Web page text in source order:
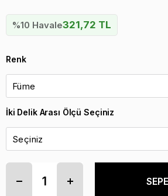
%10 Havale321,72 TL
Renk
İki Delik Arası Ölçü Seçiniz